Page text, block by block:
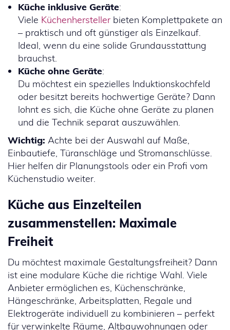
Küche inklusive Geräte:
Viele Küchenherstellerbieten Komplettpakete an
– praktisch und oft günstiger als Einzelkauf.
Ideal, wenn du eine solide Grundausstattung
brauchst.
Küche ohne Geräte:
Du möchtest ein spezielles Induktionskochfeld
oder besitzt bereits hochwertige Geräte? Dann
lohnt es sich, die Küche ohne Geräte zu planen
und die Technik separat auszuwählen.
Wichtig: Achte bei der Auswahl auf Maße,
Einbautiefe, Türanschläge und Stromanschlüsse.
Hier helfen dir Planungstools oder ein Profi vom
Küchenstudio weiter.
Küche aus Einzelteilen
zusammenstellen: Maximale
Freiheit
Du möchtest maximale Gestaltungsfreiheit? Dann
ist eine modulare Küche die richtige Wahl. Viele
Anbieter ermöglichen es, Küchenschränke,
Hängeschränke, Arbeitsplatten, Regale und
Elektrogeräte individuell zu kombinieren – perfekt
für verwinkelte Räume, Altbauwohnungen oder